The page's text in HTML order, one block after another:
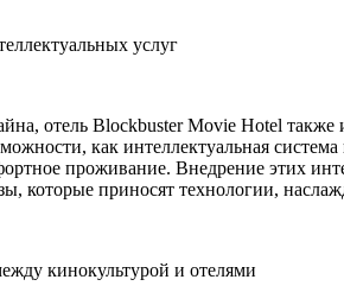
услуг
отель Blockbuster Movie Hotel также
как интеллектуальная
проживание. Внедрение этих
которые приносят технологии,
кинокультурой и отелями